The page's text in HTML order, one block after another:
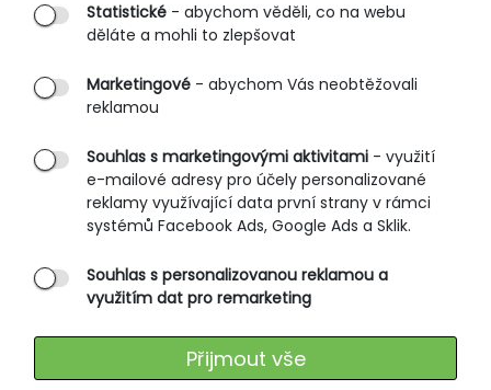
Statistické - abychom věděli, co na webu
děláte a mohli to zlepšovat
Marketingové - abychom Vás neobtěžovali
reklamou
Souhlas s marketingovými aktivitami - využití
e-mailové adresy pro účely personalizované
reklamy využívající data první strany v rámci
systémů Facebook Ads, Google Ads a Sklik.
Souhlas s personalizovanou reklamou a
využitím dat pro remarketing
Přijmout vše
B2B vstup
PRŮVODCE NAKUPOVÁNÍM
Obchodní podmínky
Rozměrové tabulky
Způsoby doručení
Ochrana osobních údajů
SLUŽBY ZÁKAZNÍKŮM